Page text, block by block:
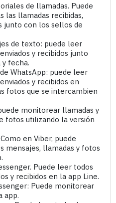
de llamadas. Puede
las llamadas recibidas,
junto con los sellos de
de texto: puede leer
y recibidos junto
fecha.
WhatsApp: puede leer
y recibidos en
fotos que se intercambien
monitorear llamadas y
fotos utilizando la versión
en Viber, puede
mensajes, llamadas y fotos
Puede leer todos
y recibidos en la app Line.
Puede monitorear
app.